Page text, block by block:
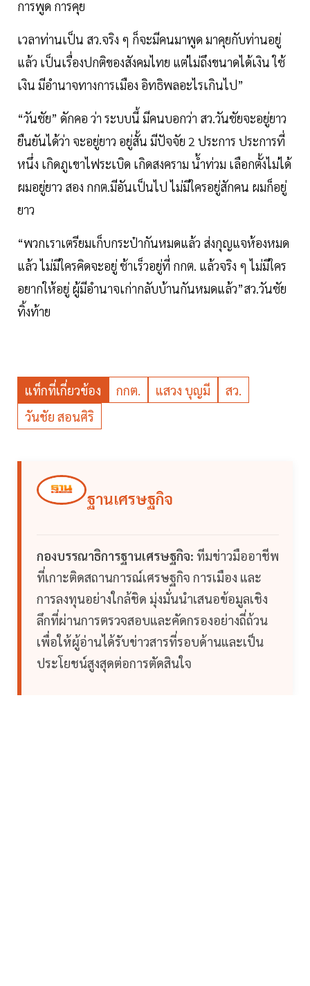
การพูด การคุย
เวลาท่านเป็น สว.จริง ๆ ก็จะมีคนมาพูด มาคุยกับท่านอยู่
แล้ว เป็นเรื่องปกติของสังคมไทย แต่ไม่ถึงขนาดได้เงิน ใช้
เงิน มีอำนาจทางการเมือง อิทธิพลอะไรเกินไป”
“วันชัย” ดักคอ ว่า ระบบนี้ มีคนบอกว่า สว.วันชัยจะอยู่ยาว
ยืนยันได้ว่า จะอยู่ยาว อยู่สั้น มีปัจจัย 2 ประการ ประการที่
หนึ่ง เกิดภูเขาไฟระเบิด เกิดสงคราม น้ำท่วม เลือกตั้งไม่ได้
ผมอยู่ยาว สอง กกต.มีอันเป็นไป ไม่มีใครอยู่สักคน ผมก็อยู่
ยาว
“พวกเราเตรียมเก็บกระป๋ากันหมดแล้ว ส่งกุญแจห้องหมด
แล้ว ไม่มีใครคิดจะอยู่ ช้าเร็วอยู่ที่ กกต. แล้วจริง ๆ ไม่มีใคร
อยากให้อยู่ ผู้มีอำนาจเก่ากลับบ้านกันหมดแล้ว”สว.วันชัย
ทิ้งท้าย
แท็กที่เกี่ยวข้อง กกต. แสวง บุญมี
สว.
วันชัย สอนศิริ
ฐานเศรษฐกิจ
กองบรรณาธิการฐานเศรษฐกิจ: ทีมข่าวมืออาชีพ
ที่เกาะติดสถานการณ์เศรษฐกิจ การเมือง และ
การลงทุนอย่างใกล้ชิด มุ่งมั่นนำเสนอข้อมูลเชิง
ลึกที่ผ่านการตรวจสอบและคัดกรองอย่างถี่ถ้วน
เพื่อให้ผู้อ่านได้รับข่าวสารที่รอบด้านและเป็น
ประโยชน์สูงสุดต่อการตัดสินใจ